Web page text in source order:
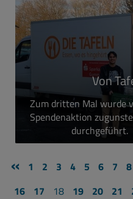
Von
Zum dritten Mal wurde
Spendenaktion
durchgeführt.
« 1 2 3 4 5 6 7 8
16
17 18 19 20 21